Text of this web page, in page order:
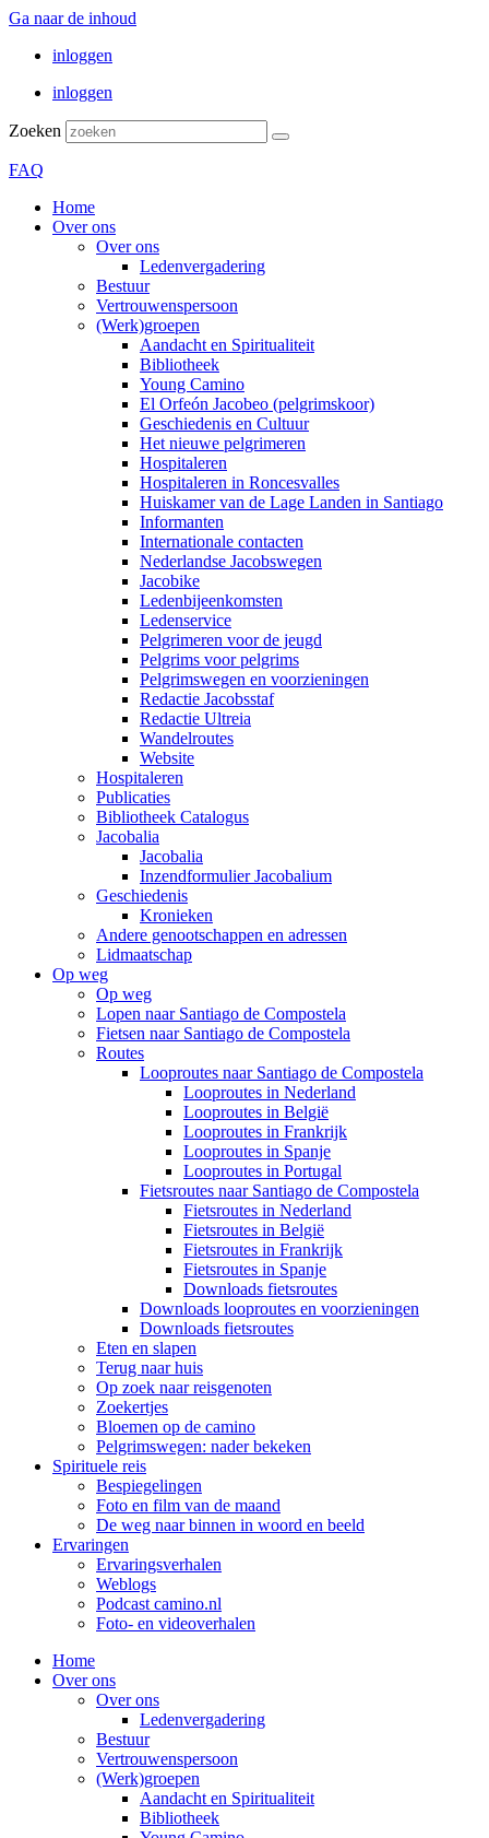
Ga naar de inhoud
inloggen
inloggen
Zoeken
FAQ
Home
Over ons
Over ons
Ledenvergadering
Bestuur
Vertrouwenspersoon
(Werk)groepen
Aandacht en Spiritualiteit
Bibliotheek
Young Camino
El Orfeón Jacobeo (pelgrimskoor)
Geschiedenis en Cultuur
Het nieuwe pelgrimeren
Hospitaleren
Hospitaleren in Roncesvalles
Huiskamer van de Lage Landen in Santiago
Informanten
Internationale contacten
Nederlandse Jacobswegen
Jacobike
Ledenbijeenkomsten
Ledenservice
Pelgrimeren voor de jeugd
Pelgrims voor pelgrims
Pelgrimswegen en voorzieningen
Redactie Jacobsstaf
Redactie Ultreia
Wandelroutes
Website
Hospitaleren
Publicaties
Bibliotheek Catalogus
Jacobalia
Jacobalia
Inzendformulier Jacobalium
Geschiedenis
Kronieken
Andere genootschappen en adressen
Lidmaatschap
Op weg
Op weg
Lopen naar Santiago de Compostela
Fietsen naar Santiago de Compostela
Routes
Looproutes naar Santiago de Compostela
Looproutes in Nederland
Looproutes in België
Looproutes in Frankrijk
Looproutes in Spanje
Looproutes in Portugal
Fietsroutes naar Santiago de Compostela
Fietsroutes in Nederland
Fietsroutes in België
Fietsroutes in Frankrijk
Fietsroutes in Spanje
Downloads fietsroutes
Downloads looproutes en voorzieningen
Downloads fietsroutes
Eten en slapen
Terug naar huis
Op zoek naar reisgenoten
Zoekertjes
Bloemen op de camino
Pelgrimswegen: nader bekeken
Spirituele reis
Bespiegelingen
Foto en film van de maand
De weg naar binnen in woord en beeld
Ervaringen
Ervaringsverhalen
Weblogs
Podcast camino.nl
Foto- en videoverhalen
Home
Over ons
Over ons
Ledenvergadering
Bestuur
Vertrouwenspersoon
(Werk)groepen
Aandacht en Spiritualiteit
Bibliotheek